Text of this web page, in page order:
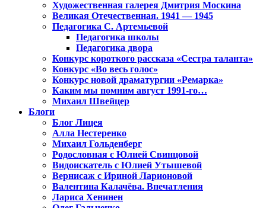
Художественная галерея Дмитрия Москина
Великая Отечественная. 1941 — 1945
Педагогика С. Артемьевой
Педагогика школы
Педагогика двора
Конкурс короткого рассказа «Сестра таланта»
Конкурс «Во весь голос»
Конкурс новой драматургии «Ремарка»
Каким мы помним август 1991-го…
Михаил Швейцер
Блоги
Блог Лицея
Алла Нестеренко
Михаил Гольденберг
Родословная с Юлией Свинцовой
Видоискатель с Юлией Утышевой
Вернисаж с Ириной Ларионовой
Валентина Калачёва. Впечатления
Лариса Хенинен